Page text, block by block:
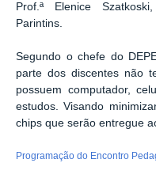
Prof.ª Elenice
Parintins.
Segundo o chefe do
parte dos discentes não
possuem computador,
estudos. Visando
chips que serão entregue
Programação do Encontro